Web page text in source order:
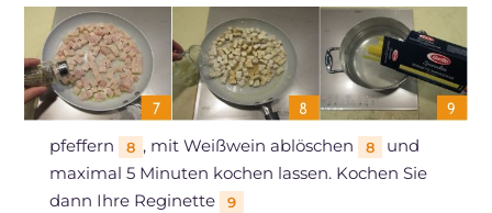
pfeffern 8 , mit Weißwein ablöschen 8
und
maximal 5 Minuten kochen lassen. Kochen Sie
dann Ihre Reginette
9